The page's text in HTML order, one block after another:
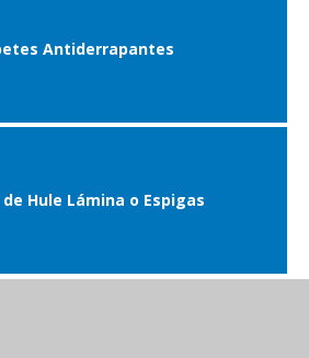
Antiderrapantes
Hule Lámina o Espigas